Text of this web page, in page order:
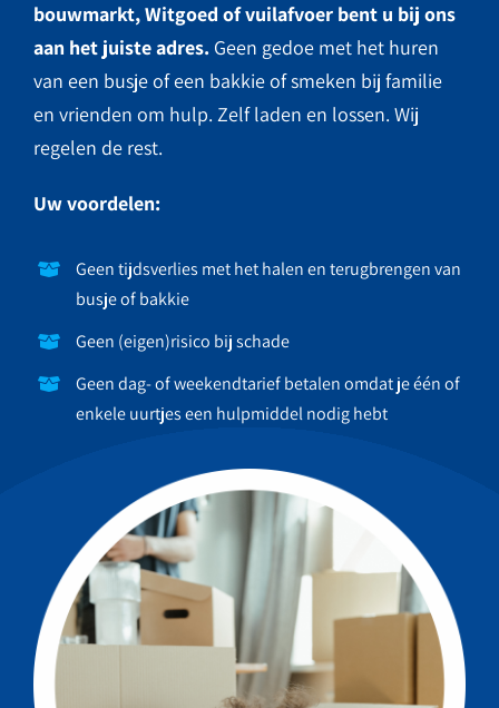
bouwmarkt, Witgoed of vuilafvoer bent u bij ons
aan het juiste adres. Geen gedoe met het huren
van een busje of een bakkie of smeken bij familie
en vrienden om hulp. Zelf laden en lossen. Wij
regelen de rest.
Uw voordelen:
Geen tijdsverlies met het halen en terugbrengen van
busje of bakkie
Geen (eigen)risico bij schade
Geen dag- of weekendtarief betalen omdat je één of
enkele uurtjes een hulpmiddel nodig hebt